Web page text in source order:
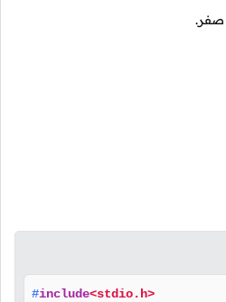
صفر.
#include<stdio.h>